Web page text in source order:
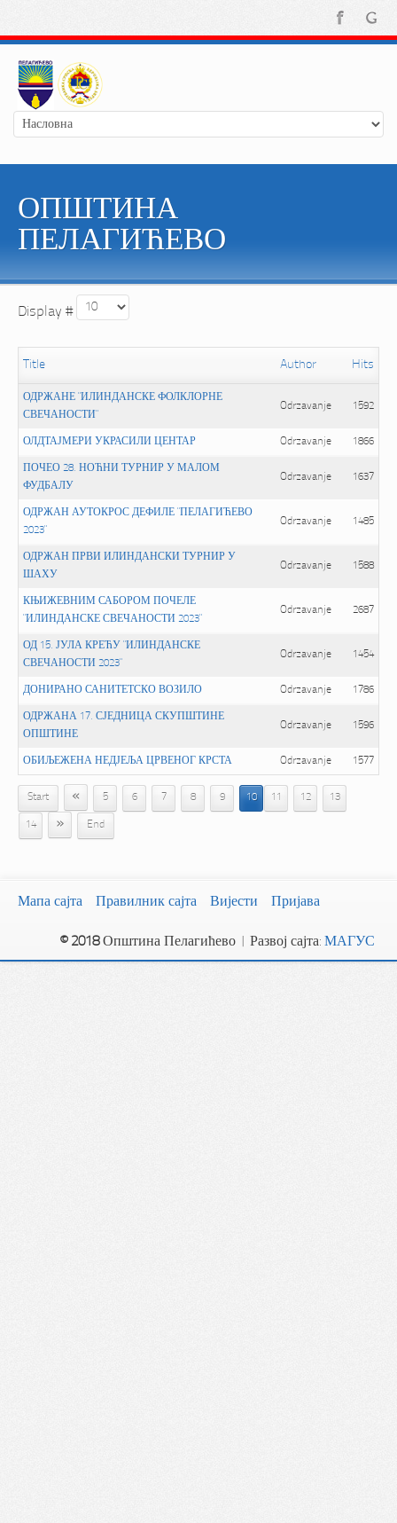
ОПШТИНА
ПЕЛАГИЋЕВО
Display #
Title Author Hits
ОДРЖАНЕ "ИЛИНДАНСКЕ ФОЛКЛОРНЕ
СВЕЧАНОСТИ"
Odrzavanje 1592
ОЛДТАЈМЕРИ УКРАСИЛИ ЦЕНТАР Odrzavanje 1866
ПОЧЕО 28. НОЋНИ ТУРНИР У МАЛОМ
ФУДБАЛУ
Odrzavanje 1637
ОДРЖАН АУТОКРОС ДЕФИЛЕ "ПЕЛАГИЋЕВО
2023"
Odrzavanje 1485
ОДРЖАН ПРВИ ИЛИНДАНСКИ ТУРНИР У
ШАХУ
Odrzavanje 1588
КЊИЖЕВНИМ САБОРОМ ПОЧЕЛЕ
"ИЛИНДАНСКЕ СВЕЧАНОСТИ 2023"
Odrzavanje 2687
ОД 15. ЈУЛА КРЕЋУ "ИЛИНДАНСКЕ
СВЕЧАНОСТИ 2023"
Odrzavanje 1454
ДОНИРАНО САНИТЕТСКО ВОЗИЛО Odrzavanje 1786
ОДРЖАНА 17. СЈЕДНИЦА СКУПШТИНЕ
ОПШТИНЕ
Odrzavanje 1596
ОБИЉЕЖЕНА НЕДЈЕЉА ЦРВЕНОГ КРСТА Odrzavanje 1577
Start « 5 6 7 8 9 10 11 12 13
14 » End
Мапа сајта Правилник сајта Вијести Пријава
© 2018Општина Пелагићево | Развој сајта: МАГУС